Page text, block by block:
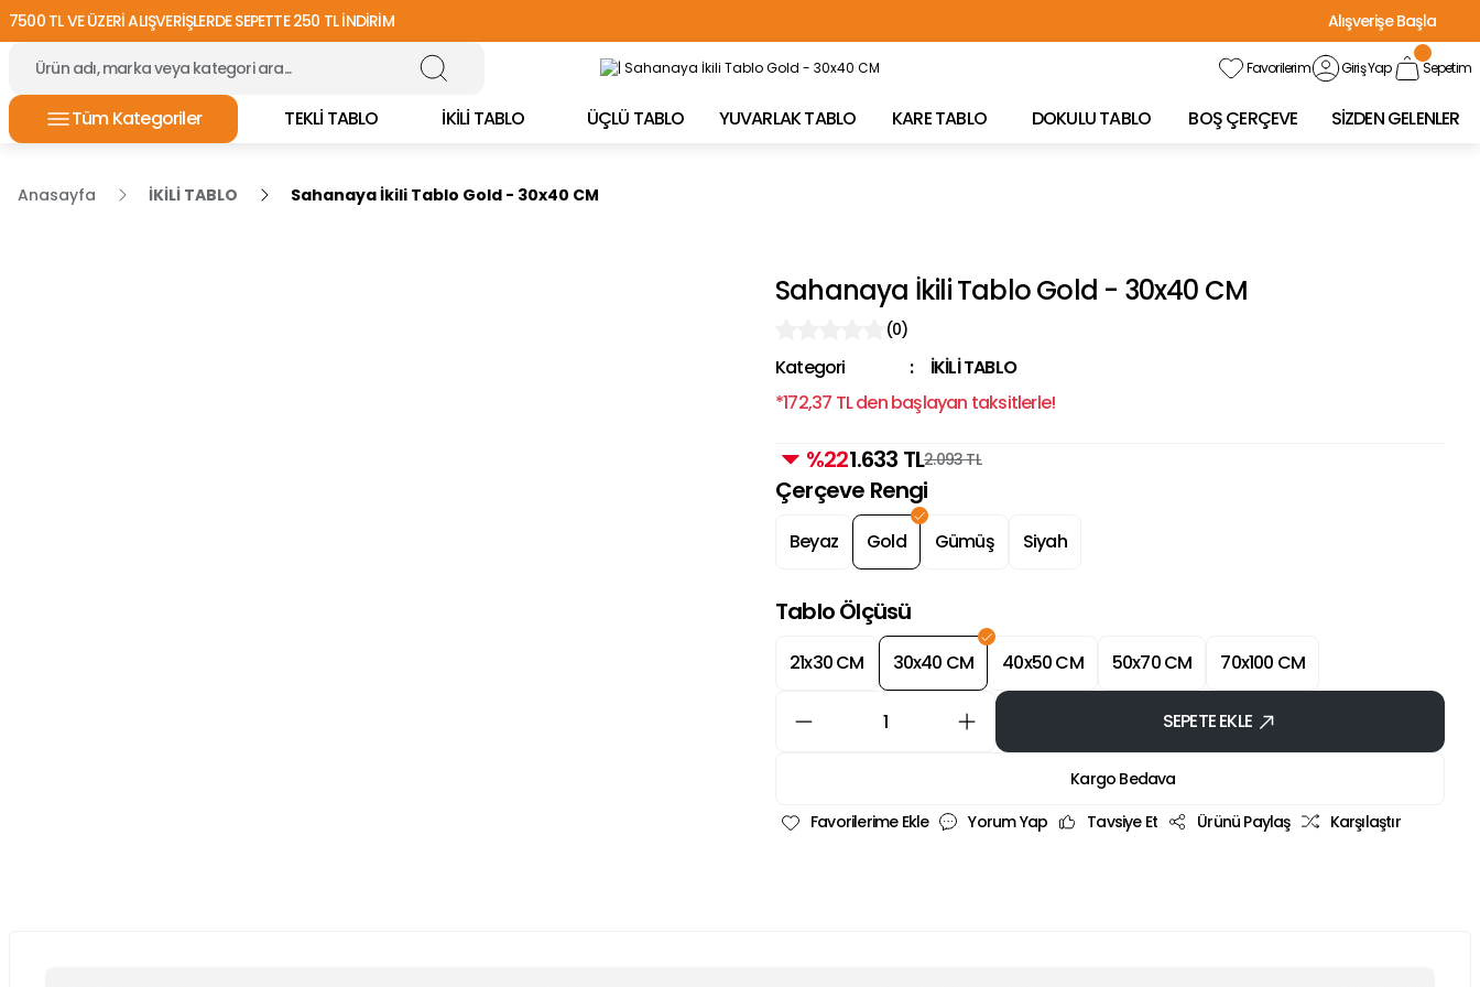
7500 TL VE ÜZERİ ALIŞVERİŞLERDE SEPETTE 250 TL İNDİRİM
Alışverişe Başla
TÜRKİYE'NİN HER YERİNE ÜCRETSİZ KARGO!
Favorilerim Giriş Yap Sepetim
Tüm Kategoriler TEKLİ TABLO İKİLİ TABLO ÜÇLÜ TABLO YUVARLAK TABLO KARE TABLO DOKULU TABLO BOŞ ÇERÇEVE SİZDEN GELENLER
Anasayfa İKİLİ TABLO Sahanaya İkili Tablo Gold - 30x40 CM
Sahanaya İkili Tablo Gold - 30x40 CM
(0)
Kategori
İKİLİ TABLO
*172,37 TL den başlayan taksitlerle!
%221.633 TL2.093 TL
Çerçeve Rengi
Beyaz Gold Gümüş Siyah
Tablo Ölçüsü
21x30 CM 30x40 CM 40x50 CM 50x70 CM 70x100 CM
SEPETE EKLE
Kargo Bedava
Yorum Yap
Tavsiye Et Ürünü Paylaş Karşılaştır